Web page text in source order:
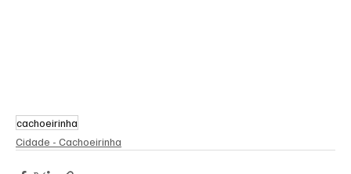
cachoeirinha
Cidade - Cachoeirinha